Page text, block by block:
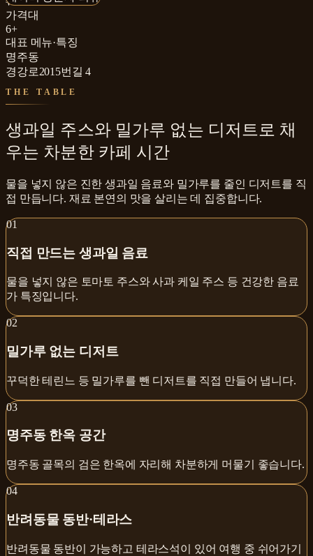
가격대
6+
대표 메뉴·특징
명주동
경강로2015번길 4
THE TABLE
생과일 주스와 밀가루 없는 디저트로 채
우는 차분한 카페 시간
물을 넣지 않은 진한 생과일 음료와 밀가루를 줄인 디저트를 직
접 만듭니다. 재료 본연의 맛을 살리는 데 집중합니다.
01
직접 만드는 생과일 음료
물을 넣지 않은 토마토 주스와 사과 케일 주스 등 건강한 음료
가 특징입니다.
02
밀가루 없는 디저트
꾸덕한 테린느 등 밀가루를 뺀 디저트를 직접 만들어 냅니다.
03
명주동 한옥 공간
명주동 골목의 검은 한옥에 자리해 차분하게 머물기 좋습니다.
04
반려동물 동반·테라스
반려동물 동반이 가능하고 테라스석이 있어 여행 중 쉬어가기